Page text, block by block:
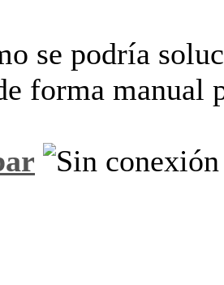
se podría
forma manual